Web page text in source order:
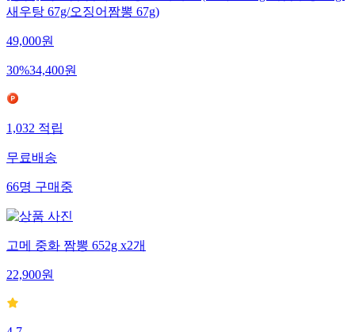
새우탕 67g/오징어짬뽕 67g)
49,000원
30%34,400원
1,032적립
무료배송
66명구매중
고메 중화 짬뽕 652g x2개
22,900원